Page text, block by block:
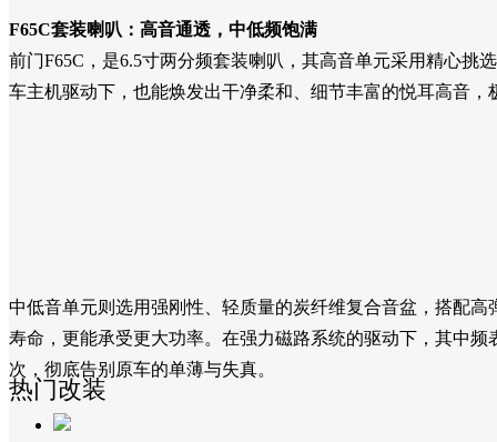
F65C套装喇叭：高音通透，中低频饱满
前门F65C，是6.5寸两分频套装喇叭，其高音单元采用精心挑
车主机驱动下，也能焕发出干净柔和、细节丰富的悦耳高音
中低音单元则选用强刚性、轻质量的炭纤维复合音盆，搭配
寿命，更能承受更大功率。在强力磁路系统的驱动下，其中
次，彻底告别原车的单薄与失真。
热门改装